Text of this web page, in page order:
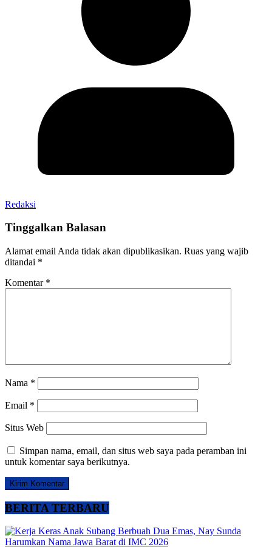
Redaksi
Tinggalkan Balasan
Alamat email Anda tidak akan dipublikasikan. Ruas yang wajib
ditandai *
Komentar *
Nama *
Email *
Situs Web
Simpan nama, email, dan situs web saya pada peramban ini
untuk komentar saya berikutnya.
BERITA TERBARU